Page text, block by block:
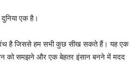
दुनिया एक है।
है जिससे हम सभी कुछ सीख सकते हैं। यह एक
को समझने और एक बेहतर इंसान बनने में मदद